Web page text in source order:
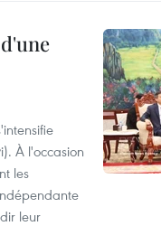
À l'occasion
les
leur